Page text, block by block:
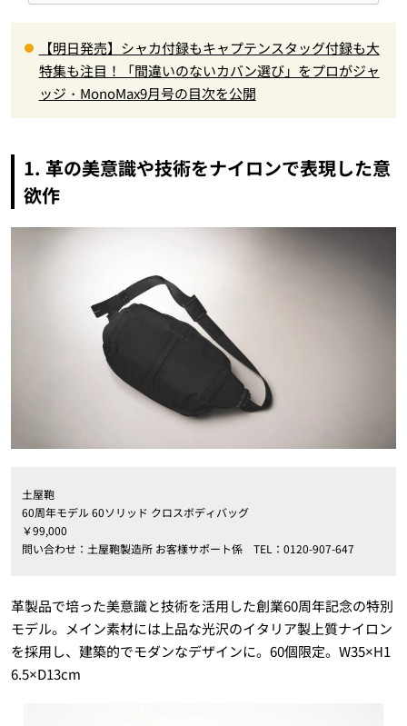
【明日発売】シャカ付録もキャプテンスタッグ付録も大
特集も注目！「間違いのないカバン選び」をプロがジャ
ッジ・MonoMax9月号の目次を公開
1. 革の美意識や技術をナイロンで表現した意
欲作
土屋鞄
60周年モデル 60ソリッド クロスボディバッグ
￥99,000
問い合わせ： 土屋鞄製造所 お客様サポート係 TEL ： 0120-907-647
革製品で培った美意識と技術を活用した創業60周年記念の特別
モデル。メイン素材には上品な光沢のイタリア製上質ナイロン
を採用し、建築的でモダンなデザインに。60個限定。W35×H1
6.5×D13cm